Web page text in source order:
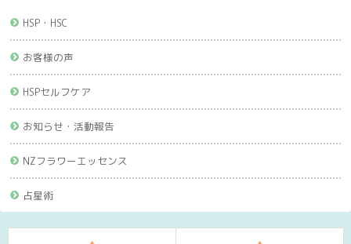
HSP・HSC
お客様の声
HSPセルフケア
お知らせ・活動報告
NZフラワーエッセンス
占星術